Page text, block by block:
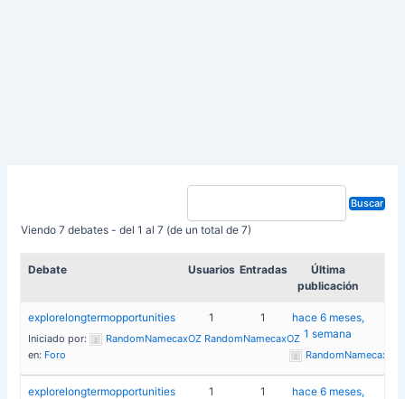
Viendo 7 debates - del 1 al 7 (de un total de 7)
Debate Usuarios Entradas
Última
publicación
explorelongtermopportunities
Iniciado por:
RandomNamecaxOZ RandomNamecaxOZ
en: Foro
1 1
hace 6 meses,
1 semana
explorelongtermopportunities 1 1
hace 6 meses,